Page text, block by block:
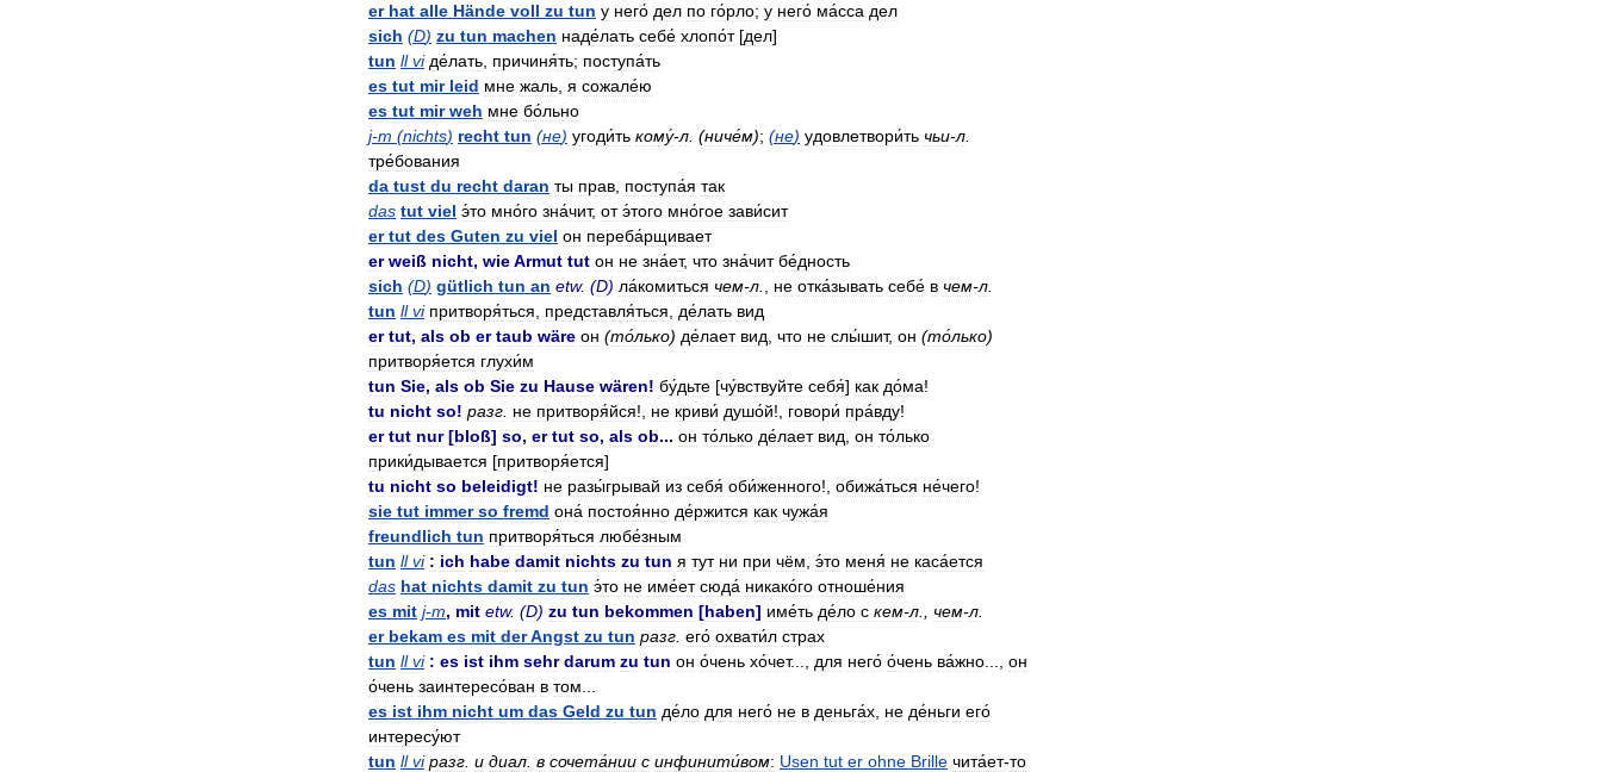
er hat alle Hände voll zu tun у него́ дел по го́рло; у него́ ма́сса дел
sich (D) zu tun machen наде́лать себе́ хлопо́т[дел]
tun ll vi де́лать причиня́ть; поступа́ть
es tut mir leid мне жаль я сожале́ю
es tut mir weh мне бо́льно
j-m (nichts) recht tun (не) угоди́ть кому́-л . (ниче́м); (не) удовлетвори́ть чьи-л
тре́бования
da tust du recht daran ты прав поступа́я так
das tut viel э́то мно́го зна́чит, от э́того мно́гое зави́сит
er tut des Guten zu viel он переба́рщивает
er weiß nicht, wieArmut tut он не зна́ет, что зна́чит бе́дность
sich (D) gütlich tun an etw. (D) ла́комиться чем-л не отка́зывать себе́ в чем-л
tun ll vi притворя́ться представля́ться де́лать вид
er tut, als ob er taub wäre он (то́лько) де́лает вид что не слы́шит, он (то́лько)
притворя́ется глухи́м
tun Sie, als ob Sie zu Hause wären! бу́дьте [чу́вствуйте себя́] как до́ма!
tu nicht so! разг не притворя́йся!, не криви́ душо́й!, говори́ пра́вду!
er tut nur[bloß] so, er tut so, als ob... он то́лько де́лает вид он то́лько
прики́дывается [притворя́ется]
tu nicht so beleidigt! не разы́грывай из себя́ оби́женного!, обижа́ться не́чего!
sie tut immer so fremd она́ постоя́нно де́ржится как чужа́я
freundlich tun притворя́ться любе́зным
tun ll vi : ich habe damit nichts zu tun я тут ни при чём э́то меня́ не каса́ется
das hat nichts damit zu tun э́то не име́ет сюда́ никако́го отноше́ния
es mit j-m, mit etw. (D) zu tun bekommen [haben] име́ть де́ло с кем-л чем-л
er bekam es mit derAngst zu tun разг его́ охвати́л страх
tun ll vi : es ist ihm sehr darum zu tun он о́чень хо́чет..., для него́ о́чень ва́жно
он
о́чень заинтересо́ван в том
es ist ihm nicht um das Geld zu tun де́ло для него́ не в деньга́х не де́ньги его́
интересу́ют
tun ll vi разг и диал в сочета́нии с инфинити́вом: Usen tut er ohne Brille чита́ет-то